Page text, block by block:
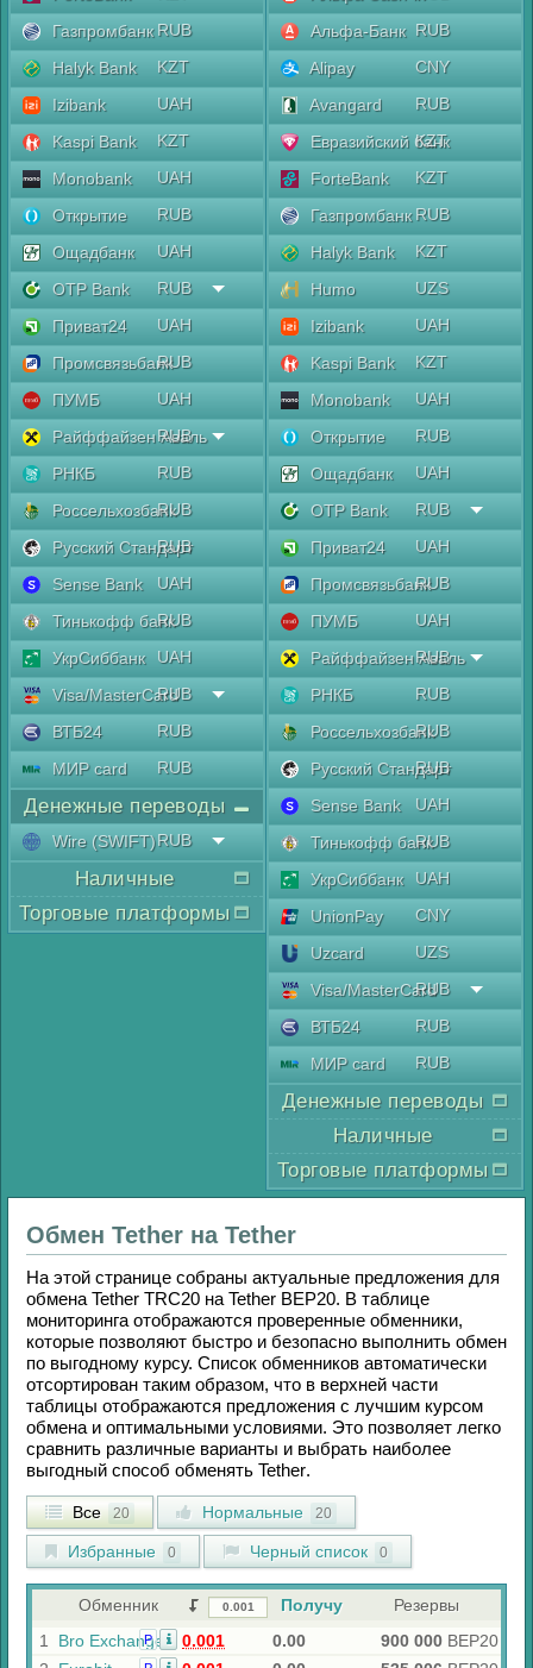
Газпромбанк RUB
Halyk Bank
KZT
Izibank
UAH
Kaspi Bank
KZT
Monobank
UAH
Открытие
RUB
Ощадбанк
UAH
OTP Bank
RUB
Приват24
UAH
ПромсвязьбанкRUB
ПУМБ
UAH
Райффайзен Аваль
RUB
РНКБ
RUB
РоссельхозбанкRUB
Русский Стандарт
RUB
Sense Bank
UAH
Тинькофф банкRUB
УкрСиббанк
UAH
Visa/MasterCard
RUB
ВТБ24
RUB
МИР card
RUB
Денежные переводы
Wire (SWIFT)RUB
Наличные
Торговые платформы
Альфа-Банк RUB
Alipay
CNY
Avangard
RUB
Евразийский банк
KZT
ForteBank
KZT
Газпромбанк RUB
Halyk Bank
KZT
Humo
UZS
Izibank
UAH
Kaspi Bank
KZT
Monobank
UAH
Открытие
RUB
Ощадбанк
UAH
OTP Bank
RUB
Приват24
UAH
ПромсвязьбанкRUB
ПУМБ
UAH
Райффайзен Аваль
RUB
РНКБ
RUB
РоссельхозбанкRUB
Русский Стандарт
RUB
Sense Bank
UAH
Тинькофф банкRUB
УкрСиббанк
UAH
UnionPay
CNY
Uzcard
UZS
Visa/MasterCard
RUB
ВТБ24
RUB
МИР card
RUB
Денежные переводы
Наличные
Торговые платформы
Обмен Tether на Tether
На этой странице собраны актуальные предложения для
обмена Tether TRC20 на Tether BEP20. В таблице
мониторинга отображаются проверенные обменники,
которые позволяют быстро и безопасно выполнить обмен
по выгодному курсу. Список обменников автоматически
отсортирован таким образом, что в верхней части
таблицы отображаются предложения с лучшим курсом
обмена и оптимальными условиями. Это позволяет легко
сравнить различные варианты и выбрать наиболее
выгодный способ обменять Tether.
Все 20 Нормальные 20
Избранные 0 Черный список 0
Обменник Получу
Резервы
1
Bro Exchange
Р 0.001 0.00 900 000 BEP20